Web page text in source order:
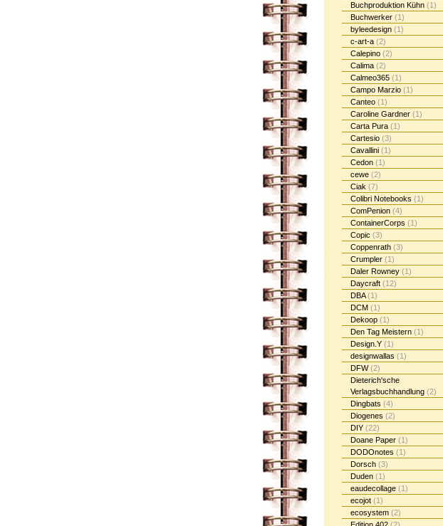
Buchproduktion Kühn (1)
Buchwerker (1)
byleedesign (1)
c-art-a (2)
Calepino (2)
Calima (2)
Calmeo365 (1)
Campo Marzio (1)
Canteo (1)
Caroline Gardner (1)
Carta Pura (1)
Cartesio (3)
Cavallini (1)
Cedon (1)
cewe (2)
Ciak (7)
Colibri Notebooks (1)
ComPenion (4)
ContainerCorps (1)
Copic (3)
Coppenrath (3)
Crumpler (1)
Daler Rowney (1)
Daycraft (12)
DBA(1)
DCM (1)
Dekoop (1)
Den Tag Meistern (1)
Design.Y (1)
designwallas (1)
DFW(2)
Dieterich'sche
Verlagsbuchhandlung (2)
Dingbats (4)
Diogenes (2)
DIY (22)
Doane Paper (1)
DODOnotes (1)
Dorsch (3)
Duden (1)
eaudecollage (1)
ecojot (1)
ecosystem (2)